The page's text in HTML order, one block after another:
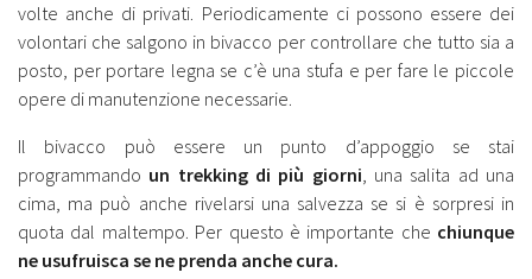
volte anche di privati. Periodicamente ci possono essere dei
volontari che salgono in bivacco per controllare che tutto sia a
posto, per portare legna se c’è una stufa e per fare le piccole
opere di manutenzione necessarie.
Il bivacco può essere un punto d’appoggio se stai
programmando un trekking di più giorni, una salita ad una
cima, ma può anche rivelarsi una salvezza se si è sorpresi in
quota dal maltempo. Per questo è importante che chiunque
ne usufruisca se ne prenda anche cura.